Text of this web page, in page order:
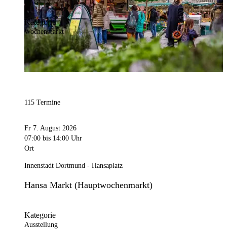
Kategorie
Wochenmarkt
115 Termine
Fr 7. August 2026
07:00 bis 14:00 Uhr
Ort
Innenstadt Dortmund - Hansaplatz
Hansa Markt (Hauptwochenmarkt)
Kategorie
Ausstellung